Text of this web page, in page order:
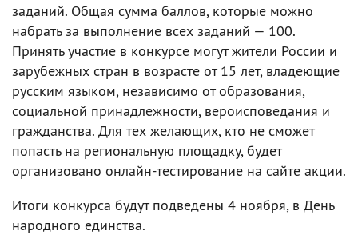
заданий. Общая сумма баллов, которые можно
набрать за выполнение всех заданий — 100.
Принять участие в конкурсе могут жители России и
зарубежных стран в возрасте от 15 лет, владеющие
русским языком, независимо от образования,
социальной принадлежности, вероисповедания и
гражданства. Для тех желающих, кто не сможет
попасть на региональную площадку, будет
организовано онлайн-тестирование на сайте акции.
Итоги конкурса будут подведены 4 ноября, в День
народного единства.